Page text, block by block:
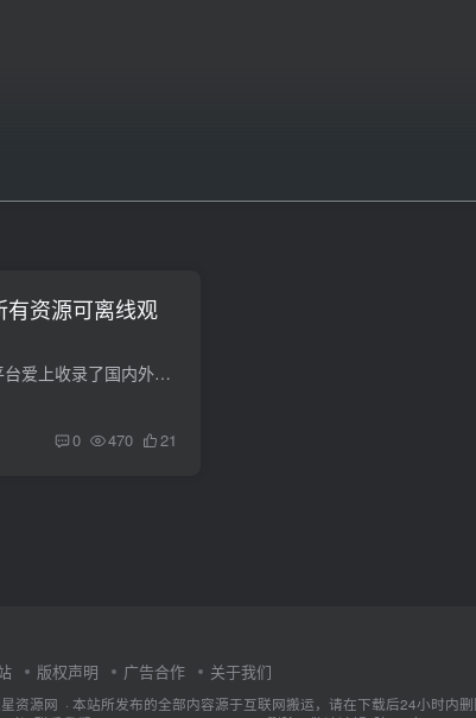
有资源可离线观
一款非常好用的追番神器，平台爱上收录了国内外超多热门动漫，用户可以通过搜索获取资源，还可以通过标签限定寻找想看 […]
0 470 21
版权声明 广告合作 关于我们
资源网 · 本站所发布的全部内容源于互联网搬运，请在下载后24小时内